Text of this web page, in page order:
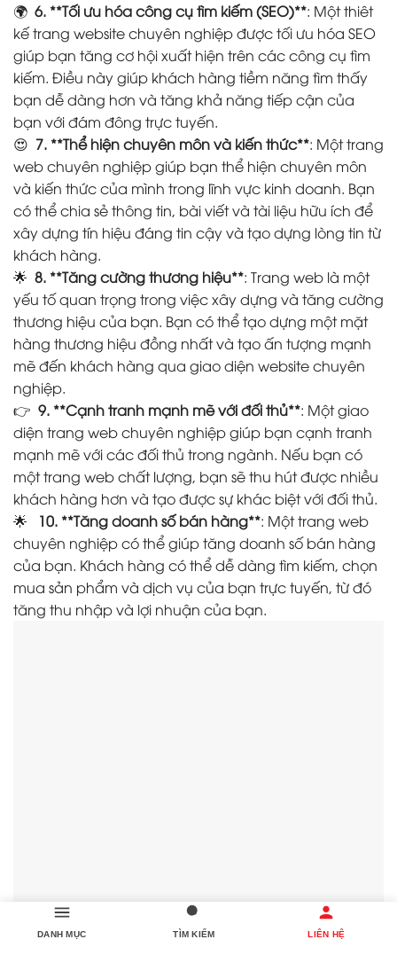
🌍 6. **Tối ưu hóa công cụ tìm kiếm (SEO)**: Một thiêt
kế trang website chuyên nghiệp được tối ưu hóa SEO
giúp bạn tăng cơ hội xuất hiện trên các công cụ tìm
kiếm. Điều này giúp khách hàng tiềm năng tìm thấy
bạn dễ dàng hơn và tăng khả năng tiếp cận của
bạn với đám đông trực tuyến.
😍 7. **Thể hiện chuyên môn và kiến thức**: Một trang
web chuyên nghiệp giúp bạn thể hiện chuyên môn
và kiến thức của mình trong lĩnh vực kinh doanh. Bạn
có thể chia sẻ thông tin, bài viết và tài liệu hữu ích để
xây dựng tín hiệu đáng tin cậy và tạo dựng lòng tin từ
khách hàng.
🌟 8. **Tăng cường thương hiệu**: Trang web là một
yếu tố quan trọng trong việc xây dựng và tăng cường
thương hiệu của bạn. Bạn có thể tạo dựng một mặt
hàng thương hiệu đồng nhất và tạo ấn tượng mạnh
mẽ đến khách hàng qua giao diện website chuyên
nghiệp.
👉 9. **Cạnh tranh mạnh mẽ với đối thủ**: Một giao
diện trang web chuyên nghiệp giúp bạn cạnh tranh
mạnh mẽ với các đối thủ trong ngành. Nếu bạn có
một trang web chất lượng, bạn sẽ thu hút được nhiều
khách hàng hơn và tạo được sự khác biệt với đối thủ.
🌟 10. **Tăng doanh số bán hàng**: Một trang web
chuyên nghiệp có thể giúp tăng doanh số bán hàng
của bạn. Khách hàng có thể dễ dàng tìm kiếm, chọn
mua sản phẩm và dịch vụ của bạn trực tuyến, từ đó
tăng thu nhập và lợi nhuận của bạn.
DANH MỤC TÌM KIẾM LIÊN HỆ